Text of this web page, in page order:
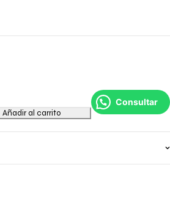
Añadir al carrito
Consultar